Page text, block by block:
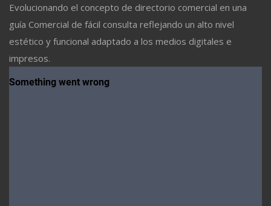
Evolucionando el concepto de directorio comercial en una
guía Comercial de fácil consulta reflejando un alto nivel
estético y funcional adaptado a los medios digitales e
impresos.